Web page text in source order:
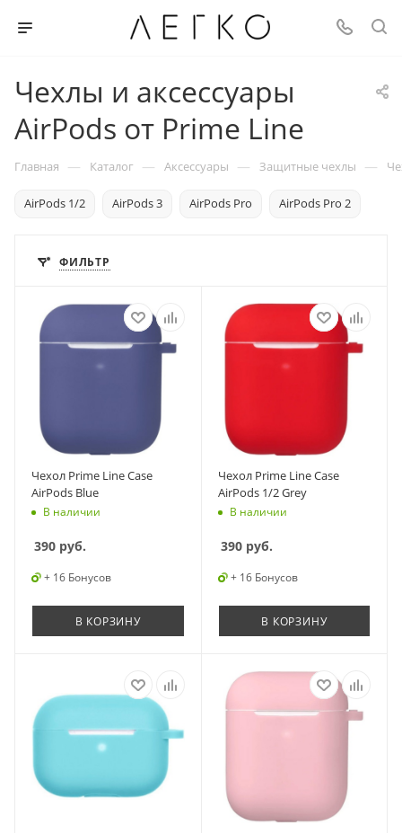
Чехлы и аксессуары
AirPods от Prime Line
Главная — Каталог — Аксессуары — Защитные чехлы —
AirPods 1/2 AirPods 3 AirPods Pro AirPods Pro 2
ФИЛЬТР
Чехол Prime Line Case
AirPods Blue
В наличии
390 руб.
+ 16 Бонусов
В КОРЗИНУ
Чехол Prime Line Case
AirPods 1/2 Grey
В наличии
390руб.
+ 16 Бонусов
В КОРЗИНУ